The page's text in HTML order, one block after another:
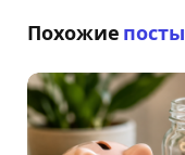
Похожие посты